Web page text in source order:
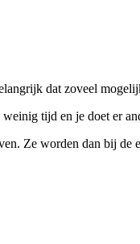
dat zoveel
tijd en je doet er
Ze worden dan bij